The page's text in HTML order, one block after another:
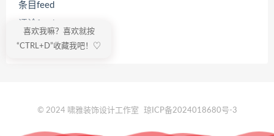
条目feed
WordPress.org
© 2024 啸雅装饰设计工作室 琼ICP备2024018680号-3
喜欢我嘛？喜欢就按
“CTRL+D”收藏我吧！♡